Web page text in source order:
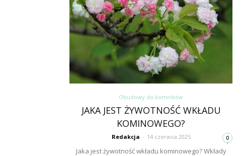
Obudowy do kominków
JAKA JEST ŻYWOTNOŚĆ WKŁADU
KOMINOWEGO?
Redakcja - 14 czerwca 2025 0
Jaka jest żywotność wkładu kominowego? Wkłady